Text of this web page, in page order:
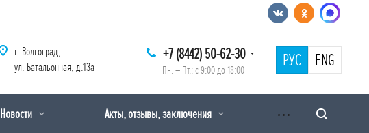
+7 (8442) 50-62-30
Пн. – Пт.: с 9:00 до 18:00 РУС ENG
г. Волгоград,
ул. Батальонная, д.13а
Новости Акты, отзывы, заключения